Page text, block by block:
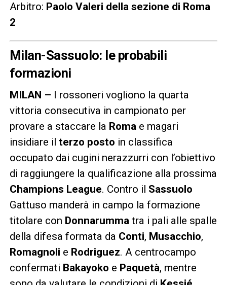
Arbitro: Paolo Valeri della sezione di Roma
2
Milan-Sassuolo: le probabili
formazioni
MILAN –
I rossoneri vogliono la quarta
vittoria consecutiva in campionato per
provare a staccare la Romae magari
insidiare il terzo posto in classifica
occupato dai cugini nerazzurri con l’obiettivo
di raggiungere la qualificazione alla prossima
Champions League. Contro il Sassuolo
Gattuso manderà in campo la formazione
titolare con Donnarummatra i pali alle spalle
della difesa formata da Conti, Musacchio,
Romagnoli e Rodriguez. A centrocampo
confermati Bakayoko e Paquetà, mentre